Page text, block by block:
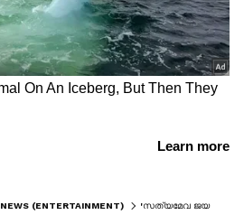
NEWS (ENTERTAINMENT) 'സത്യമേവ ജയതേ..അങ്ങനെ അരി വാങ്ങിയവരും കരുതി ഇരുന്നോളൂ..'; മുന്നറിയിപ്പുമായി ലക്ഷ്മി പ്രിയ